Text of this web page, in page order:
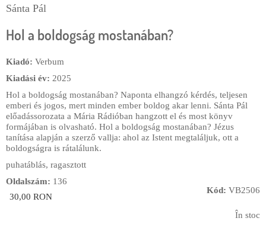
Sánta Pál
Hol a boldogság mostanában?
Kiadó: Verbum
Kiadási év: 2025
Hol a boldogság mostanában? Naponta elhangzó kérdés, teljesen
emberi és jogos, mert minden ember boldog akar lenni. Sánta Pál
előadássorozata a Mária Rádióban hangzott el és most könyv
formájában is olvasható. Hol a boldogság mostanában? Jézus
tanítása alapján a szerző vallja: ahol az Istent megtaláljuk, ott a
boldogságra is rátalálunk.
puhatáblás, ragasztott
Oldalszám: 136
30,00 RON
În stoc
Kód: VB2506